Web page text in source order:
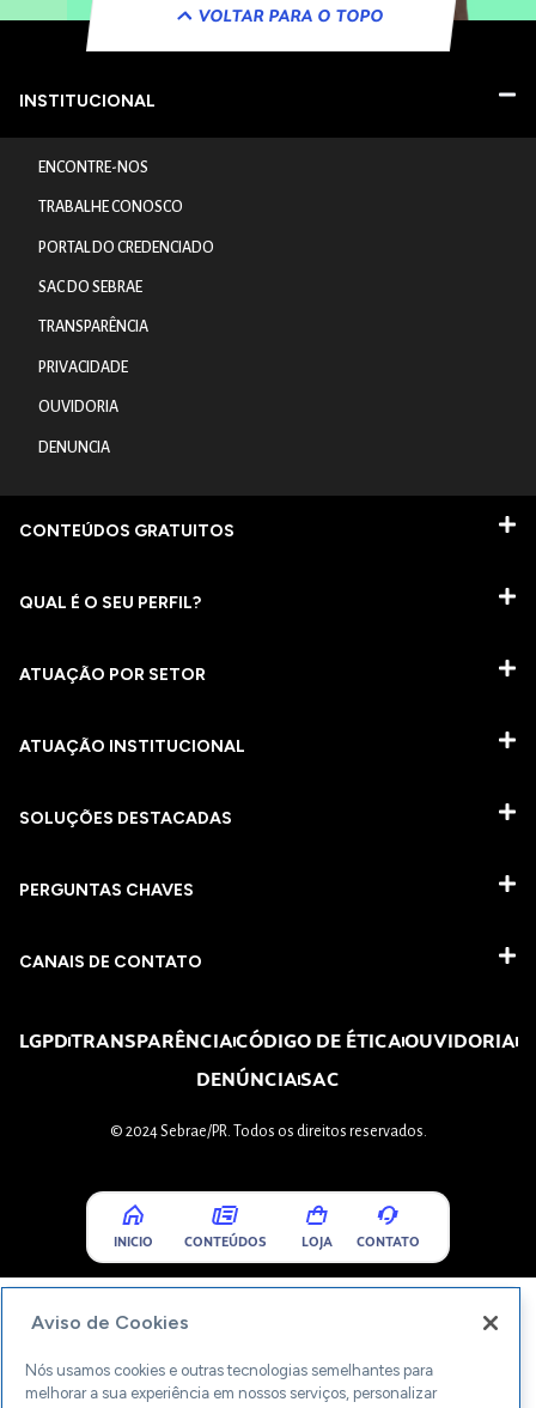
VOLTAR PARA O TOPO
INSTITUCIONAL
ENCONTRE-NOS
TRABALHE CONOSCO
PORTAL DO CREDENCIADO
SAC DO SEBRAE
TRANSPARÊNCIA
PRIVACIDADE
OUVIDORIA
DENUNCIA
CONTEÚDOS GRATUITOS
QUAL É O SEU PERFIL?
ATUAÇÃO POR SETOR
ATUAÇÃO INSTITUCIONAL
SOLUÇÕES DESTACADAS
PERGUNTAS CHAVES​
CANAIS DE CONTATO
LGPDTRANSPARÊNCIACÓDIGO DE ÉTICAOUVIDORIA
DENÚNCIASAC
© 2024 Sebrae/PR. Todos os direitos reservados.
INICIO CONTEÚDOS LOJA CONTATO
Aviso de Cookies
Nós usamos cookies e outras tecnologias semelhantes para
melhorar a sua experiência em nossos serviços, personalizar